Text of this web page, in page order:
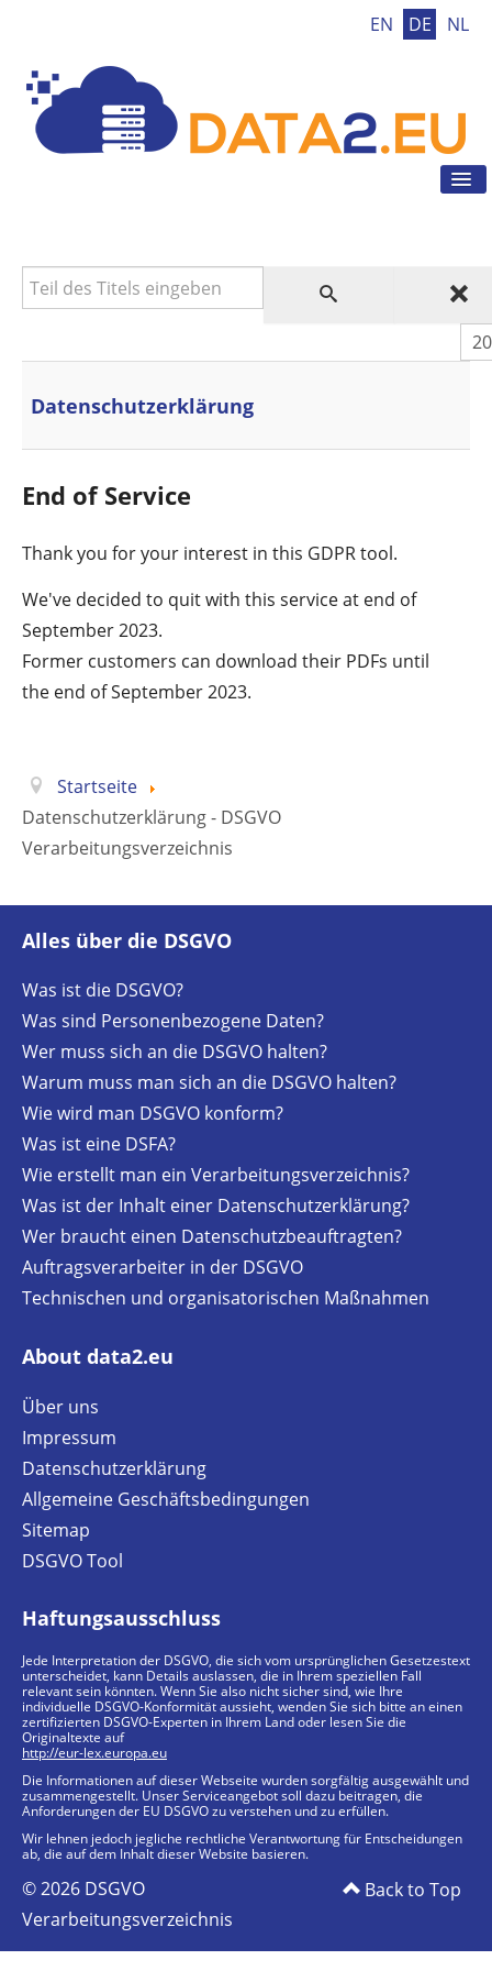
EN DE NL
DSGVO Tool
DSGVO Tipps
Aktuelles
Teil des Titels eingeben
Datenschutzerklärung
End of Service
Thank you for your interest in this GDPR tool.
We've decided to quit with this service at end of
September 2023.
Former customers can download their PDFs until
the end of September 2023.
Startseite
Datenschutzerklärung - DSGVO
Verarbeitungsverzeichnis
Alles über die DSGVO
Was ist die DSGVO?
Was sind Personenbezogene Daten?
Wer muss sich an die DSGVO halten?
Warum muss man sich an die DSGVO halten?
Wie wird man DSGVO konform?
Was ist eine DSFA?
Wie erstellt man ein Verarbeitungsverzeichnis?
Was ist der Inhalt einer Datenschutzerklärung?
Wer braucht einen Datenschutzbeauftragten?
Auftragsverarbeiter in der DSGVO
Technischen und organisatorischen Maßnahmen
About data2.eu
Über uns
Impressum
Datenschutzerklärung
Allgemeine Geschäftsbedingungen
Sitemap
DSGVO Tool
Haftungsausschluss
Jede Interpretation der DSGVO, die sich vom ursprünglichen Gesetzestext
unterscheidet, kann Details auslassen, die in Ihrem speziellen Fall
relevant sein könnten. Wenn Sie also nicht sicher sind, wie Ihre
individuelle DSGVO-Konformität aussieht, wenden Sie sich bitte an einen
zertifizierten DSGVO-Experten in Ihrem Land oder lesen Sie die
Originaltexte auf
http://eur-lex.europa.eu
Die Informationen auf dieser Webseite wurden sorgfältig ausgewählt und
zusammengestellt. Unser Serviceangebot soll dazu beitragen, die
Anforderungen der EU DSGVO zu verstehen und zu erfüllen.
Wir lehnen jedoch jegliche rechtliche Verantwortung für Entscheidungen
ab, die auf dem Inhalt dieser Website basieren.
Back to Top
© 2026 DSGVO
Verarbeitungsverzeichnis